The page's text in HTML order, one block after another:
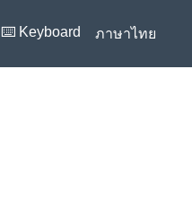
⌨️ Keyboard ภาษาไทย